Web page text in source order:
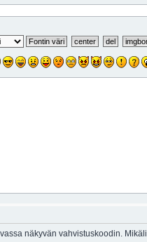
näkyvän vahvistuskoodin.